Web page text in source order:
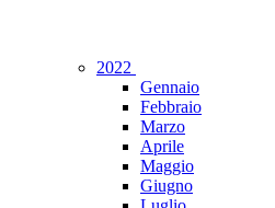
2022
Gennaio
Febbraio
Marzo
Aprile
Maggio
Giugno